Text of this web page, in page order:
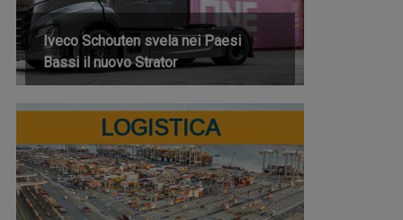
Iveco Schouten svela nei Paesi
Bassi il nuovo Strator
LOGISTICA